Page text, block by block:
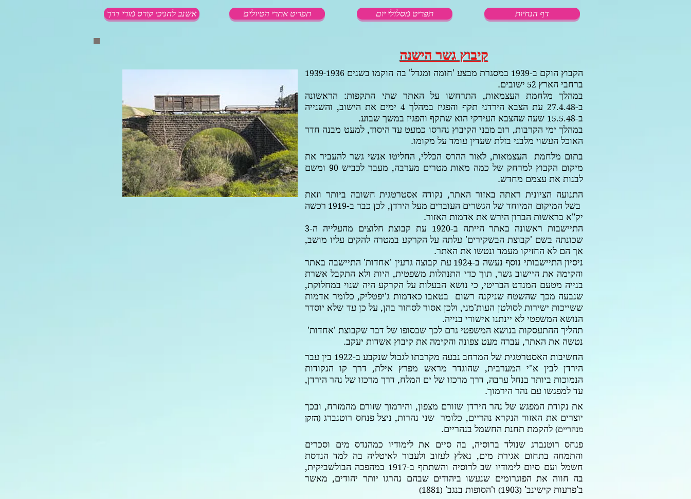
אשנב לחניכי קורס מורי דרך תפריט אתרי הטיולים תפריט מסלולי יום דף הנחיות
קיבוץ גשר הישנה
הקבוץ הוקם ב-1939 במסגרת מבצע 'חומה ומגדל' בה הוקמו בשנים 1939-1936
ברחבי הארץ
ישובים.
במהלך מלחמת העצמאות, התרחשו על האתר שתי התקפות: הראשונה
ב-27.4.48 עת הצבא הירדני תקף והפגיז במהלך 4ימים את הישוב, והשנייה
ב-15.5.48 שעה שהצבא העירקי הוא שתקף והפגיז במשך שבוע.
במהלך ימי הקרבות, רוב מבני הקיבוץ נהרסו כמעט עד היסוד, למעט מבנה חדר
האוכל העשוי מלבני בזלת שעדין עומד על מקומו.
בתום מלחמת העצמאות, לאור ההרס הכללי, החליטו אנשי גשר להעביר את
מיקום הקבוץ למרחק של כמה מאות מטרים מערבה, מעבר לכביש90 ומשם
לבנות את עצמם מחדש.
התנועה הציונית ראתה באזור האתר, נקודה אסטרטגית חשובה ביותר וזאת
בשל המיקום המיוחד של הגשרים העוברים מעל הירדן, לכן כבר ב-1919 רכשה
יק"א בראשות הברון הירש את אדמות האזור.
התיישבות ראשונה באתר הייתה ב-1920 עת קבוצת חלוצים מהעלייה ה-3
שכונתה בשם 'קבוצת הבשקירים' עלתה על הקרקע במטרה להקים עליו מושב,
אך הם לא החזיקו מעמד ונטשו את האתר.
ניסיון התיישבותי נוסף נעשה ב-1924 עת קבוצה גרעין 'אחדות' התיישבה באתר
והקימה את היישוב גשר, תוך כדי התנהלות משפטית, היות ולא התקבל אשרת
בנייה מטעם המנדט הבריטי, כי נושא הבעלות על הקרקע היה שנוי במחלוקת,
שנבעה מכך שהשטח שניקנה רשום בטאבו כאדמות ג'יפטליק, כלומר אדמות
ששייכות ישירות לסולטן העות'מני, ולכן אסור לסחור בהן, על כן עד שלא יוסדר
הנושא המשפטי לא יינתנו אישורי בנייה.
תהליך ההתעסקות בנושא המשפטי גרם לכך שבסופו של דבר שקבוצת 'אחדות'
נטשה את האתר, עברה מעט צפונה והקימה את קיבוץ אשדות יעקב.
החשיבות האסטרטגית של המרחב נבעה מקרבתו לגבול שנקבע ב-1922 בין עבר
הירדן לבין א"י המערבית, שהוגדר מראש מפרץ אילת, דרך קו הנקודות
הנמוכות ביותר בנחל ערבה, דרך מרכזו של ים המלח, דרך מרכזו של נהר הירדן,
עד למפגשו עם נהר הירמוך.
את נקודת המפגש של נהר הירדן שזורם מצפון, והירמוך שזורם מהמזרח, ובכך
יוצרים את האזור הנקרא נהריים, כלומר שני נהרות, ניצל פנחס רוטנברג (הזקן
מנהריים) להקמת תחנת החשמל בנהריים.
פנחס רוטנברג שנולד ברוסיה, בה סיים את לימודיו כמהנדס מים וסכרים
והתמחה בתחום אגירת מים, נאלץ לעזוב ולעבור לאיטליה בה למד הנדסת
חשמל ועם סיום לימודיו שב לרוסיה והשתתף ב-1917 במהפכה הבולשביקית,
בה חווה את הפוגרומים שנעשו ביהודים שבהם נהרגו יותר יהודים, מאשר
ב'פרעות קישינב' (
1903
) ו'הסופות בנגב' (
1881
)